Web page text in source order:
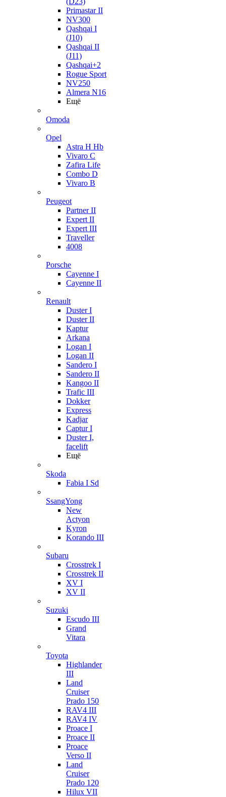
Primastar II
NV300
Qashqai I
(J10)
Qashqai II
(J11)
Qashqai+2
Rogue Sport
NV250
Almera N16
Ещё
Omoda
Opel
Astra H Hb
Vivaro C
Zafira Life
Combo D
Vivaro B
Peugeot
Partner II
Expert II
Expert III
Traveller
4008
Porsche
Cayenne I
Cayenne II
Renault
Duster I
Duster II
Kaptur
Arkana
Logan I
Logan II
Sandero I
Sandero II
Kangoo II
Trafic III
Dokker
Express
Kadjar
Captur I
Duster I,
facelift
Ещё
Skoda
Fabia I Sd
SsangYong
New
Actyon
Kyron
Korando III
Subaru
Crosstrek I
Crosstrek II
XV I
XV II
Suzuki
Escudo III
Grand
Vitara
Toyota
Highlander
III
Land
Cruiser
Prado 150
RAV4 III
RAV4 IV
Proace I
Proace II
Proace
Verso II
Land
Cruiser
Prado 120
Hilux VII